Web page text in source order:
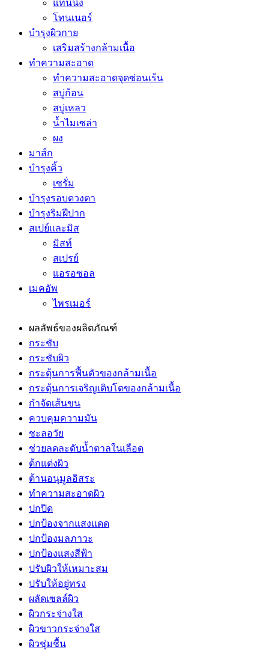
แทนนิ่ง
โทนเนอร์
บำรุงผิวกาย
เสริมสร้างกล้ามเนื้อ
ทำความสะอาด
ทำความสะอาดจุดซ่อนเร้น
สบู่ก้อน
สบู่เหลว
น้ำไมเซล่า
ผง
มาส์ก
บำรุงคิ้ว
เซรั่ม
บำรุงรอบดวงตา
บำรุงริมฝีปาก
สเปย์และมิส
มิสท์
สเปรย์
แอรอซอล
เมคอัพ
ไพรเมอร์
ผลลัพธ์ของผลิตภัณฑ์
กระชับ
กระชับผิว
กระตุ้นการฟื้นตัวของกล้ามเนื้อ
กระตุ้นการเจริญเติบโตของกล้ามเนื้อ
กำจัดเส้นขน
ควบคุมความมัน
ชะลอวัย
ช่วยลดละดับน้ำตาลในเลือด
ต้กแต่งผิว
ต้านอนุมูลอิสระ
ทำความสะอาดผิว
ปกปิด
ปกป้องจากแสงแดด
ปกป้องมลภาวะ
ปกป้องแสงสีฟ้า
ปรับผิวให้เหมาะสม
ปรับให้อยู่ทรง
ผลัดเซลล์ผิว
ผิวกระจ่างใส
ผิวขาวกระจ่างใส
ผิวชุ่มชื้น